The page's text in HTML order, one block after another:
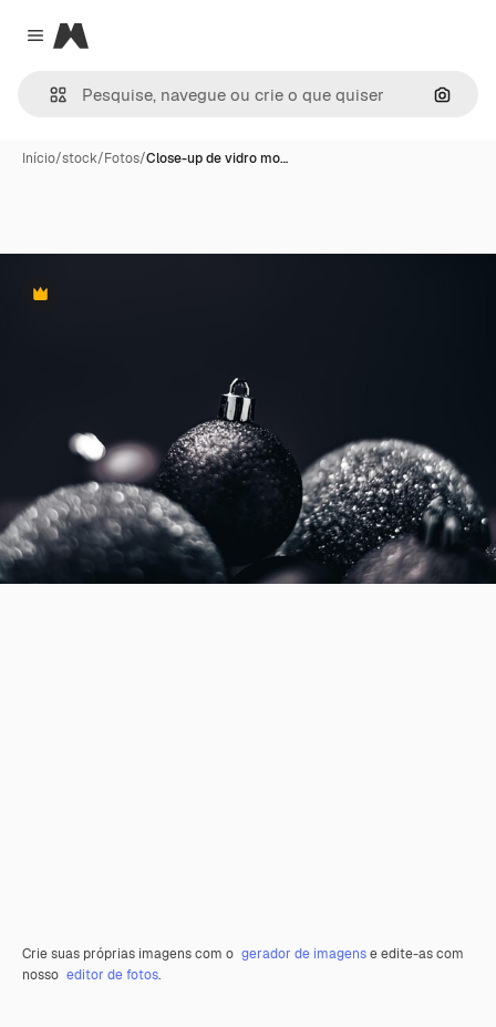
Close menu
Magnific
Início/stock/Fotos/Close-up de vidro mo…
Premium
Crie suas próprias imagens com o gerador de imagense edite-as com
nosso editor de fotos.